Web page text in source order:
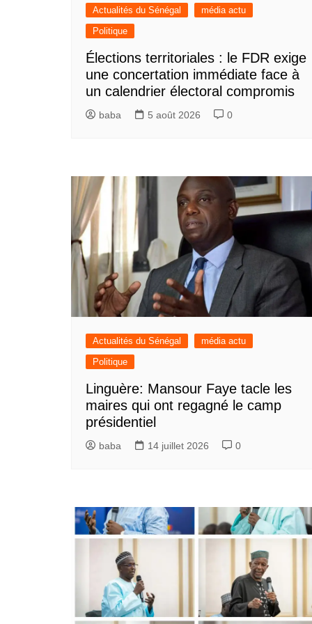
Actualités du Sénégal
média actu
Politique
Élections territoriales : le FDR exige
une concertation immédiate face à
un calendrier électoral compromis
baba 5 août 2026 0
Actualités du Sénégal
média actu
Politique
Linguère: Mansour Faye tacle les
maires qui ont regagné le camp
présidentiel
baba 14 juillet 2026 0